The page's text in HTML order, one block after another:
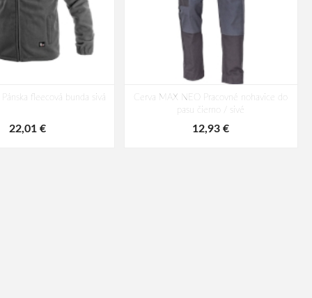
Pánska fleecová bunda sivá
22,01 €
Cerva MAX NEO Pracovné nohavice do
pasu čierno / sivé
12,93 €